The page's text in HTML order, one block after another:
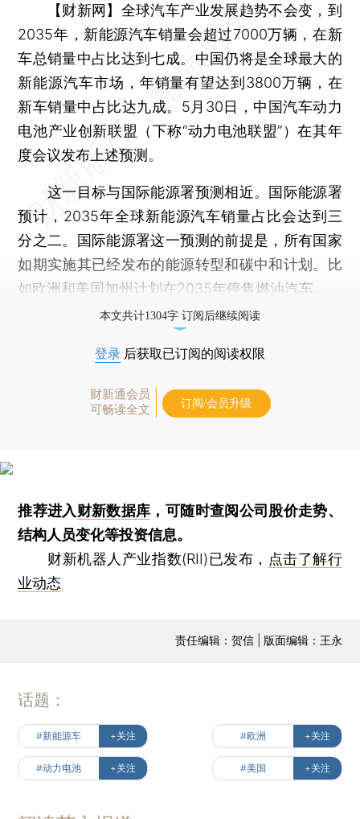
【财新网】 全球汽车产业发展趋势不会变，到
2035年，新能源汽车销量会超过7000万辆，在新
车总销量中占比达到七成。中国仍将是全球最大的
新能源汽车市场，年销量有望达到3800万辆，在
新车销量中占比达九成。5月30日，中国汽车动力
电池产业创新联盟（下称“动力电池联盟”）在其年
度会议发布上述预测。
这一目标与国际能源署预测相近。国际能源署
预计，2035年全球新能源汽车销量占比会达到三
分之二。国际能源署这一预测的前提是，所有国家
如期实施其已经发布的能源转型和碳中和计划。比
如欧洲和美国加州计划在2035年停售燃油汽车。
本文共计1304字 订阅后继续阅读
登录 后获取已订阅的阅读权限
财新通会员
可畅读全文
订阅/会员升级
推荐进入财新数据库 ，可随时查阅公司股价走势、
结构人员变化等投资信息。
财新机器人产业指数(RII)已发布， 点击了解行
业动态
责任编辑：贺信 | 版面编辑：王永
话题：
#新能源车 +关注 #欧洲 +关注
#动力电池 +关注 #美国 +关注